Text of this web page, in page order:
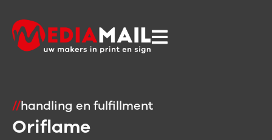
//handling en fulfillment
Oriflame